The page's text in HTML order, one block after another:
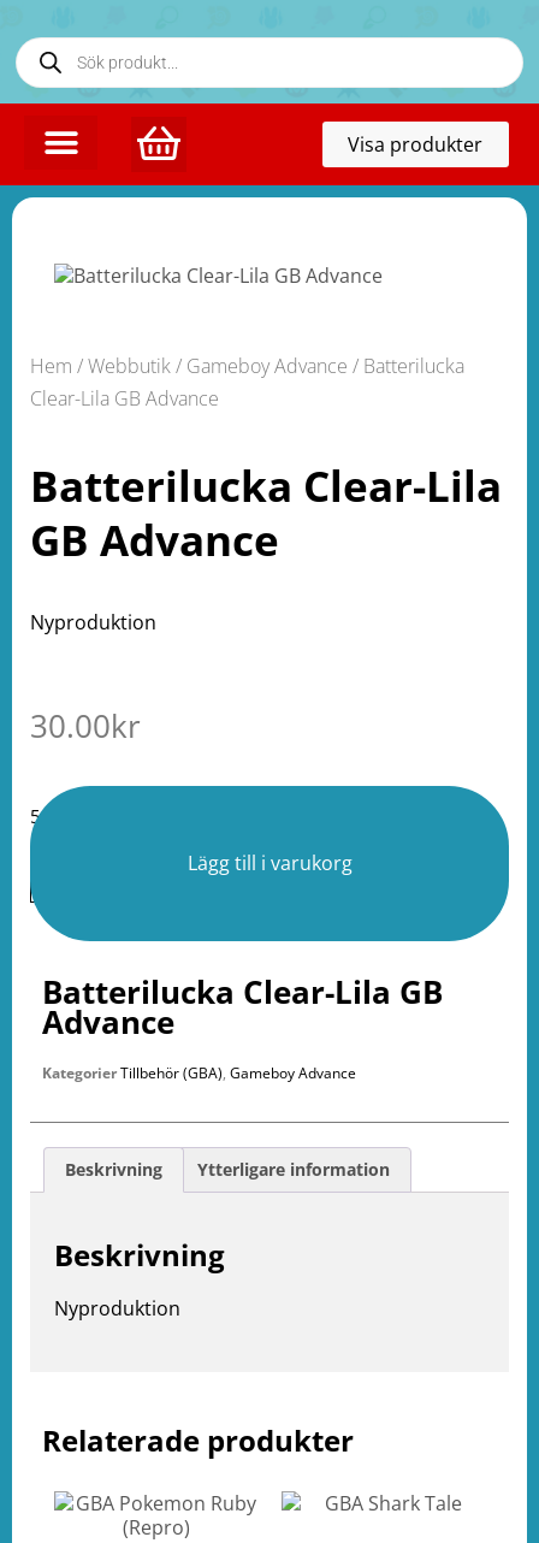
Visa produkter
Hem /Webbutik/ Gameboy Advance / Batterilucka
Clear-Lila GB Advance
Batterilucka Clear-Lila
GB Advance
Nyproduktion
30.00kr
5 i lager
Lägg till i varukorg
Relaterade produkter
Batterilucka Clear-Lila GB
Advance
KategorierTillbehör (GBA), Gameboy Advance
Beskrivning Ytterligare information
Beskrivning
Nyproduktion